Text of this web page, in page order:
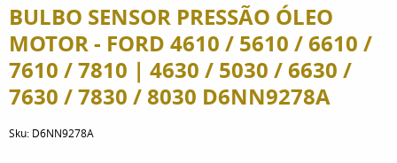
BULBO SENSOR PRESSÃO ÓLEO
MOTOR - FORD 4610 / 5610 / 6610 /
7610 / 7810 | 4630 / 5030 / 6630 /
7630 / 7830 / 8030 D6NN9278A
Sku: D6NN9278A